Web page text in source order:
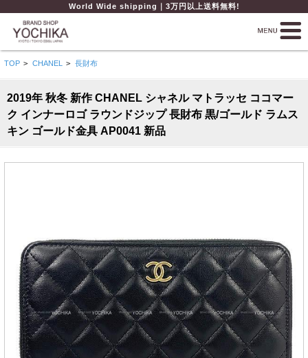
World Wide shipping｜3万円以上送料無料!
TOP > CHANEL > 長財布
2019年 秋冬 新作 CHANEL シャネル マトラッセ ココマー
ク インナーロゴ ラウンドジップ 長財布 黒/ゴールド ラムス
キン ゴールド金具 AP0041 新品